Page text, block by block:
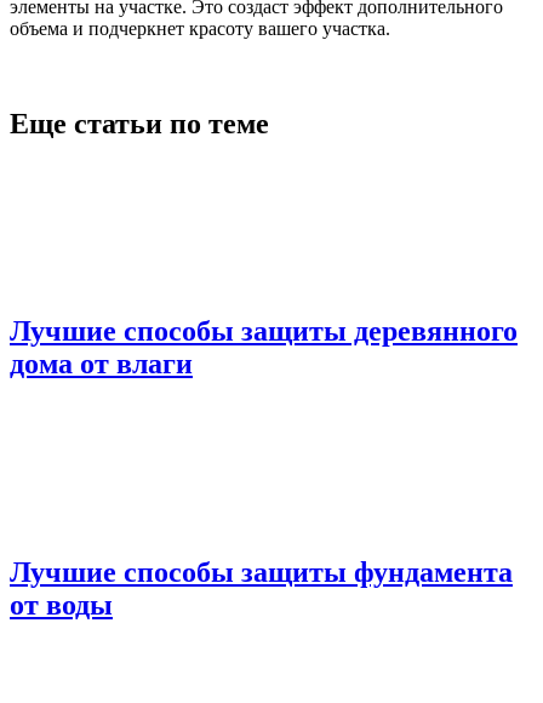
элементы на участке. Это создаст эффект дополнительного
объема и подчеркнет красоту вашего участка.
Еще статьи по теме
Лучшие способы защиты деревянного
дома от влаги
Лучшие способы защиты фундамента
от воды